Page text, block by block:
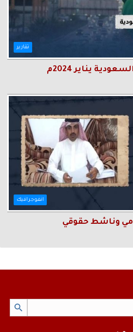
تقارير
يناير 2024م
انفوجرافيك
وناشط حقوقي
Search Button